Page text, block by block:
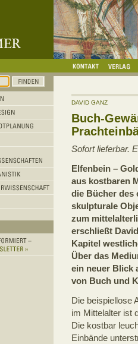
DAVID GANZ
Buch-
Sofort lieferbar.
Elfenbein –
aus kostbaren
die Bücher
skulpturale
zum
erschließt
Kapitel
Über das
ein neuer Blick
von Buch und
Die beispiellose
im Mittelalter ist
Die kostbar
Einbände